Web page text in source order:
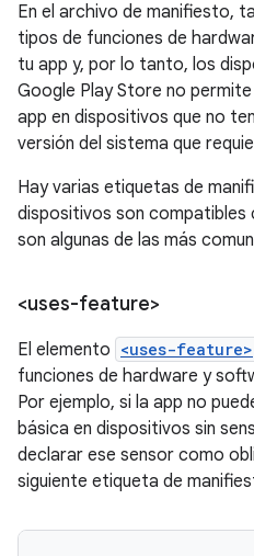
En el archivo de manifiesto,
tipos de funciones de
tu app y, por lo tanto, los
Google Play Store no
app en dispositivos que no
versión del sistema que
Hay varias etiquetas de
dispositivos son compatibles
son algunas de las más
<uses-feature>
El elemento <uses-feature>
funciones de hardware y
Por ejemplo, si la app no
básica en dispositivos sin
declarar ese sensor como
siguiente etiqueta de